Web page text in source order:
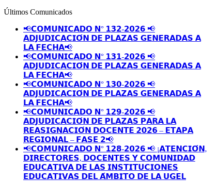
Últimos Comunicados
📢𝗖𝗢𝗠𝗨𝗡𝗜𝗖𝗔𝗗𝗢 𝗡° 𝟭𝟯𝟮-𝟮𝟬𝟮𝟲 📢
𝗔𝗗𝗝𝗨𝗗𝗜𝗖𝗔𝗖𝗜𝗢́𝗡 𝗗𝗘 𝗣𝗟𝗔𝗭𝗔𝗦 𝗚𝗘𝗡𝗘𝗥𝗔𝗗𝗔𝗦 𝗔
𝗟𝗔 𝗙𝗘𝗖𝗛𝗔📢
📢𝗖𝗢𝗠𝗨𝗡𝗜𝗖𝗔𝗗𝗢 𝗡° 𝟭𝟯𝟭-𝟮𝟬𝟮𝟲 📢
𝗔𝗗𝗝𝗨𝗗𝗜𝗖𝗔𝗖𝗜𝗢́𝗡 𝗗𝗘 𝗣𝗟𝗔𝗭𝗔𝗦 𝗚𝗘𝗡𝗘𝗥𝗔𝗗𝗔𝗦 𝗔
𝗟𝗔 𝗙𝗘𝗖𝗛𝗔📢
📢𝗖𝗢𝗠𝗨𝗡𝗜𝗖𝗔𝗗𝗢 𝗡° 𝟭𝟯𝟬-𝟮𝟬𝟮𝟲 📢
𝗔𝗗𝗝𝗨𝗗𝗜𝗖𝗔𝗖𝗜𝗢́𝗡 𝗗𝗘 𝗣𝗟𝗔𝗭𝗔𝗦 𝗚𝗘𝗡𝗘𝗥𝗔𝗗𝗔𝗦 𝗔
𝗟𝗔 𝗙𝗘𝗖𝗛𝗔📢
📢𝗖𝗢𝗠𝗨𝗡𝗜𝗖𝗔𝗗𝗢 𝗡° 𝟭𝟮𝟵-𝟮𝟬𝟮𝟲 📢
𝗔𝗗𝗝𝗨𝗗𝗜𝗖𝗔𝗖𝗜𝗢́𝗡 𝗗𝗘 𝗣𝗟𝗔𝗭𝗔𝗦 𝗣𝗔𝗥𝗔 𝗟𝗔
𝗥𝗘𝗔𝗦𝗜𝗚𝗡𝗔𝗖𝗜𝗢́𝗡 𝗗𝗢𝗖𝗘𝗡𝗧𝗘 𝟮𝟬𝟮𝟲 – 𝗘𝗧𝗔𝗣𝗔
𝗥𝗘𝗚𝗜𝗢𝗡𝗔𝗟 – 𝗙𝗔𝗦𝗘 𝟮📢
📢𝗖𝗢𝗠𝗨𝗡𝗜𝗖𝗔𝗗𝗢 𝗡° 𝟭𝟮𝟴-𝟮𝟬𝟮𝟲 📢 ¡𝗔𝗧𝗘𝗡𝗖𝗜𝗢́𝗡,
𝗗𝗜𝗥𝗘𝗖𝗧𝗢𝗥𝗘𝗦, 𝗗𝗢𝗖𝗘𝗡𝗧𝗘𝗦 𝗬 𝗖𝗢𝗠𝗨𝗡𝗜𝗗𝗔𝗗
𝗘𝗗𝗨𝗖𝗔𝗧𝗜𝗩𝗔 𝗗𝗘 𝗟𝗔𝗦 𝗜𝗡𝗦𝗧𝗜𝗧𝗨𝗖𝗜𝗢𝗡𝗘𝗦
𝗘𝗗𝗨𝗖𝗔𝗧𝗜𝗩𝗔𝗦 𝗗𝗘𝗟 𝗔́𝗠𝗕𝗜𝗧𝗢 𝗗𝗘 𝗟𝗔 𝗨𝗚𝗘𝗟